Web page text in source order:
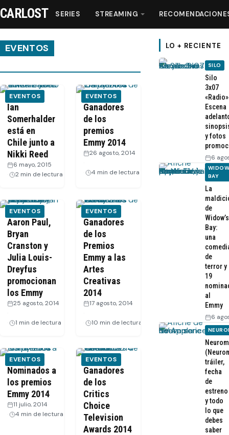
Streaming
Recomendaciones
Videos
CARLOST SERIES STREAMING
EVENTOS
EVENTOS
Ian
Somerhalder
está en
Chile junto a
Nikki Reed
6 mayo, 2015
2 min de lectura
EVENTOS
Ganadores
de los
premios
Emmy 2014
26 agosto, 2014
4 min de lectura
EVENTOS
Aaron Paul,
Bryan
Cranston y
Julia Louis-
Dreyfus
promocionan
los Emmy
25 agosto, 2014
1 min de lectura
EVENTOS
Ganadores
de los
Premios
Emmy a las
Artes
Creativas
2014
17 agosto, 2014
10 min de lectura
EVENTOS
Nominados a
los premios
Emmy 2014
11 julio, 2014
4 min de lectura
EVENTOS
Ganadores
de los
Critics
Choice
Television
Awards 2014
LO + RECIENTE
SILO
Silo
3x07
Escena
y fotos
6
BAY
La
de
Widow’s
Bay:
una
de
terror y
19
al
Emmy
6
tráiler,
fecha
de
estreno
y todo
lo que
debes
saber